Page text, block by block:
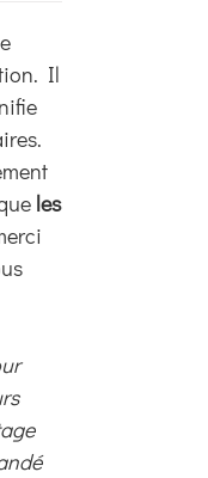
Il
les